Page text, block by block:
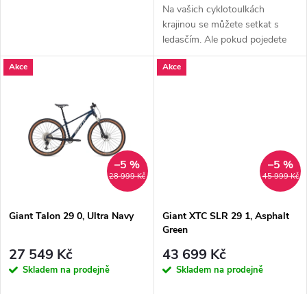
u
d
u
Na vašich cyklotoulkách
krajinou se můžete setkat s
ledasčím. Ale pokud pojedete
na našem trekingovém kole
Roam,...
Akce
28 999 Kč
–5 %
Giant Talon 29 0, Ultra Navy
27 549 Kč
Skladem na prodejně
Akce
45 999 Kč
–5 %
Giant XTC SLR 29 1, Asphalt
Green
43 699 Kč
Skladem na prodejně